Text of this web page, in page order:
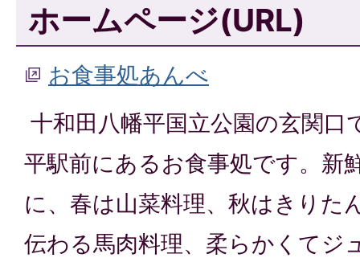
ホームページ(URL)
お食事処あんべ
十和田八幡平国立公園の玄関口
平駅前にあるお食事処です。新
に、春は山菜料理、秋はきりた
伝わる馬肉料理、柔らかくてジ